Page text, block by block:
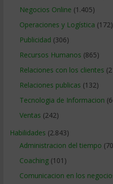
Negocios Online (1.405)
Operaciones y Logística (172)
Publicidad (306)
Recursos Humanos (865)
Relaciones con los clientes
Relaciones publicas (132)
Tecnologia de Informacion
Ventas (242)
Habilidades (2.843)
Administracion del tiempo
Coaching(101)
Comunicacion en los